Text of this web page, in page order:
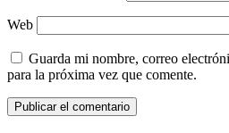
Web
Guarda mi nombre, correo
para la próxima vez que comente.